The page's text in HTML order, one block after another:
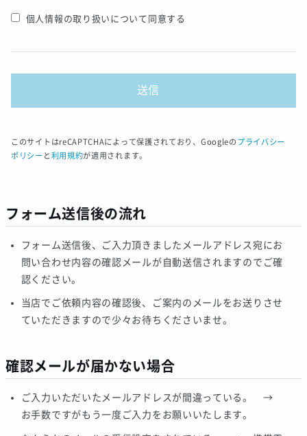
個人情報の取り扱いについて同意する
このサイトはreCAPTCHAによって保護されており、Googleの プライバシー
ポリシー と利用規約が適用されます。
フォーム送信後の流れ
フォーム送信後、ご入力頂きましたメールアドレス宛にお
問い合わせ内容の確認メールが自動送信されますのでご確
認ください。
当店でご依頼内容の確認後、ご案内のメールをお送りさせ
ていただきますので少々お待ちくださいませ。
確認メールが届かない場合
ご入力いただいたメールアドレスが間違っている。 →
お手数ですがもう一度ご入力をお願いいたします。